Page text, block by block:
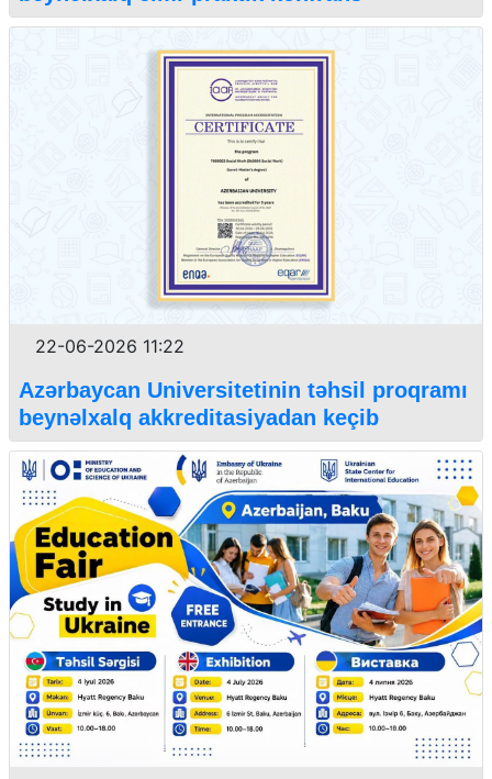
22-06-2026 11:22
Azərbaycan Universitetinin təhsil proqramı
beynəlxalq akkreditasiyadan keçib